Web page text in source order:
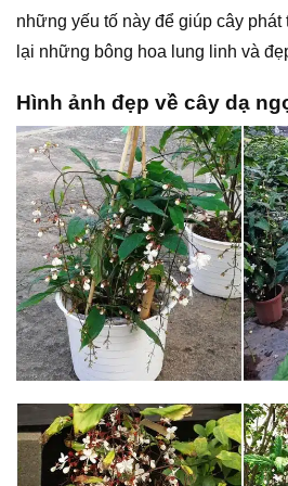
những yếu tố này để giúp cây phát
lại những bông hoa lung linh và
Hình ảnh đẹp về cây dạ